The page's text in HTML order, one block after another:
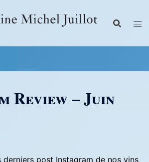
Review – Juin
derniers post Instagram de nos vins